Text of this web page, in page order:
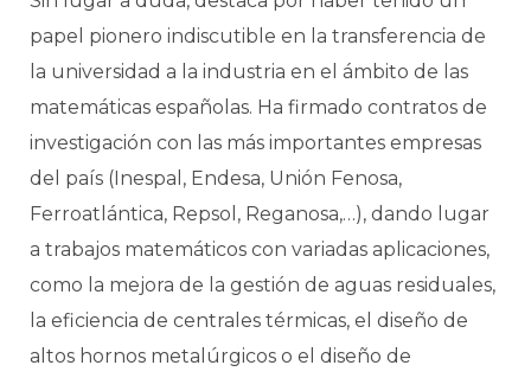
papel pionero indiscutible en la transferencia de
la universidad a la industria en el ámbito de las
matemáticas españolas. Ha firmado contratos de
investigación con las más importantes empresas
del país (Inespal, Endesa, Unión Fenosa,
Ferroatlántica, Repsol, Reganosa,…), dando lugar
a trabajos matemáticos con variadas aplicaciones,
como la mejora de la gestión de aguas residuales,
la eficiencia de centrales térmicas, el diseño de
altos hornos metalúrgicos o el diseño de